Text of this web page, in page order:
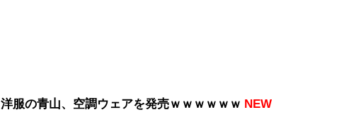
洋服の青山、空調ウェアを発売ｗｗｗｗｗｗ NEW